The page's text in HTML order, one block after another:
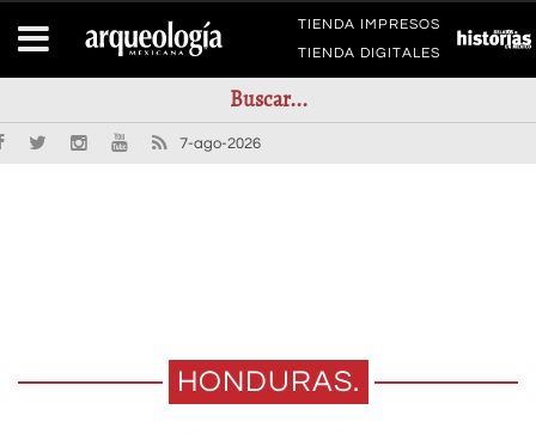
TIENDA IMPRESOS
TIENDA DIGITALES
7-ago-2026
HONDURAS.